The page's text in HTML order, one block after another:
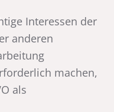
Interessen der
anderen
machen,
als